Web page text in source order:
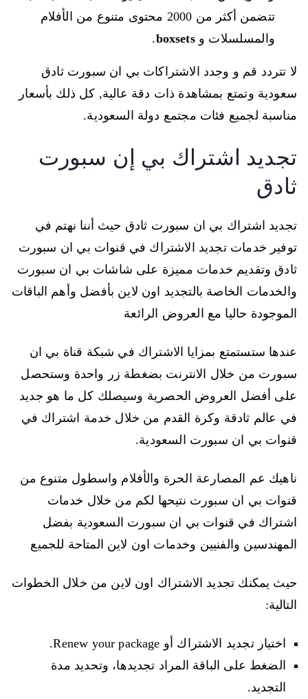
تتضمن أكثر من 2000 محتوى متنوع من الأفلام
والمسلسلات وboxsets
.
لا تتردد قم و وجدد الاشتراكات بي ان سبورت ثادق
سعودية وتمتع بمشاهدة ذات دقة عالية, كل ذلك بأسعار
مناسبة لجميع فئات مجتمع دولة السعودية.
تجديد اشتراك بي إن سبورت
ثادق
تجديد اشتراك بي ان سبورت ثادق حيث أننا نهتم في
توفير خدمات تجديد الاشتراك في قنوات بي ان سبورت
ثادق وتقديم خدمات مميزة على شاشات بي ان سبورت
والخدمات الخاصة بالتجديد اون لاين بأفضل وأهم الباقات
الموجودة حاليا مع العروض الرائعة
عندها ستستمتع بمزايا الاشتراك في شبكة قناة بي ان
سبورت من خلال الانترنت بضغطة زر واحدة وستحصل
على أفضل العروض الحصرية وسيصلك كل ما هو جديد
في عالم ثادقة وكرة القدم من خلال خدمة اشتراك في
قنوات بي ان سبورت السعودية.
ناهيك عم المصارعة الحرة والأفلام واسطول متنوع من
قنوات بي ان سبورت نتيحها لكم من خلال خدمات
اشتراك في قنوات بي ان سبورت السعودية بفضل
المهندسين والفنيين وخدمات اون لاين المتاحة للجميع
حيث يمكنك تجديد الاشتراك اون لاين من خلال الخطوات
التالية:
اختيار تجديد الاشتراك أو Renew your package.
الضغط على الباقة المراد تجديدها، وتحديد مدة
التجديد.